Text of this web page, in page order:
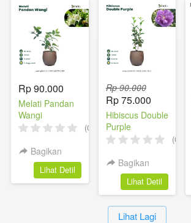
Rp 90.000
Melati Pandan
Wangi
(0)
Bagikan
`Lihat Detil
Rp 90.000
Rp 75.000
Hibiscus Double
Purple
(0)
Bagikan
`
Lihat Detil
`Lihat Lagi